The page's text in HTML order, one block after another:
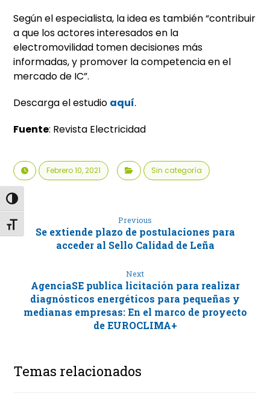
Alternar alto contraste
Alternar tamaño de letra
Según el especialista, la idea es también “contribuir
a que los actores interesados en la
electromovilidad tomen decisiones más
informadas, y promover la competencia en el
mercado de IC”.
Descarga el estudio aquí.
Fuente: Revista Electricidad
Febrero 10, 2021 Sin categoría
Previous
Se extiende plazo de postulaciones para
acceder al Sello Calidad de Leña
Next
AgenciaSE publica licitación para realizar
diagnósticos energéticos para pequeñas y
medianas empresas: En el marco de proyecto
de EUROCLIMA+
Temas relacionados